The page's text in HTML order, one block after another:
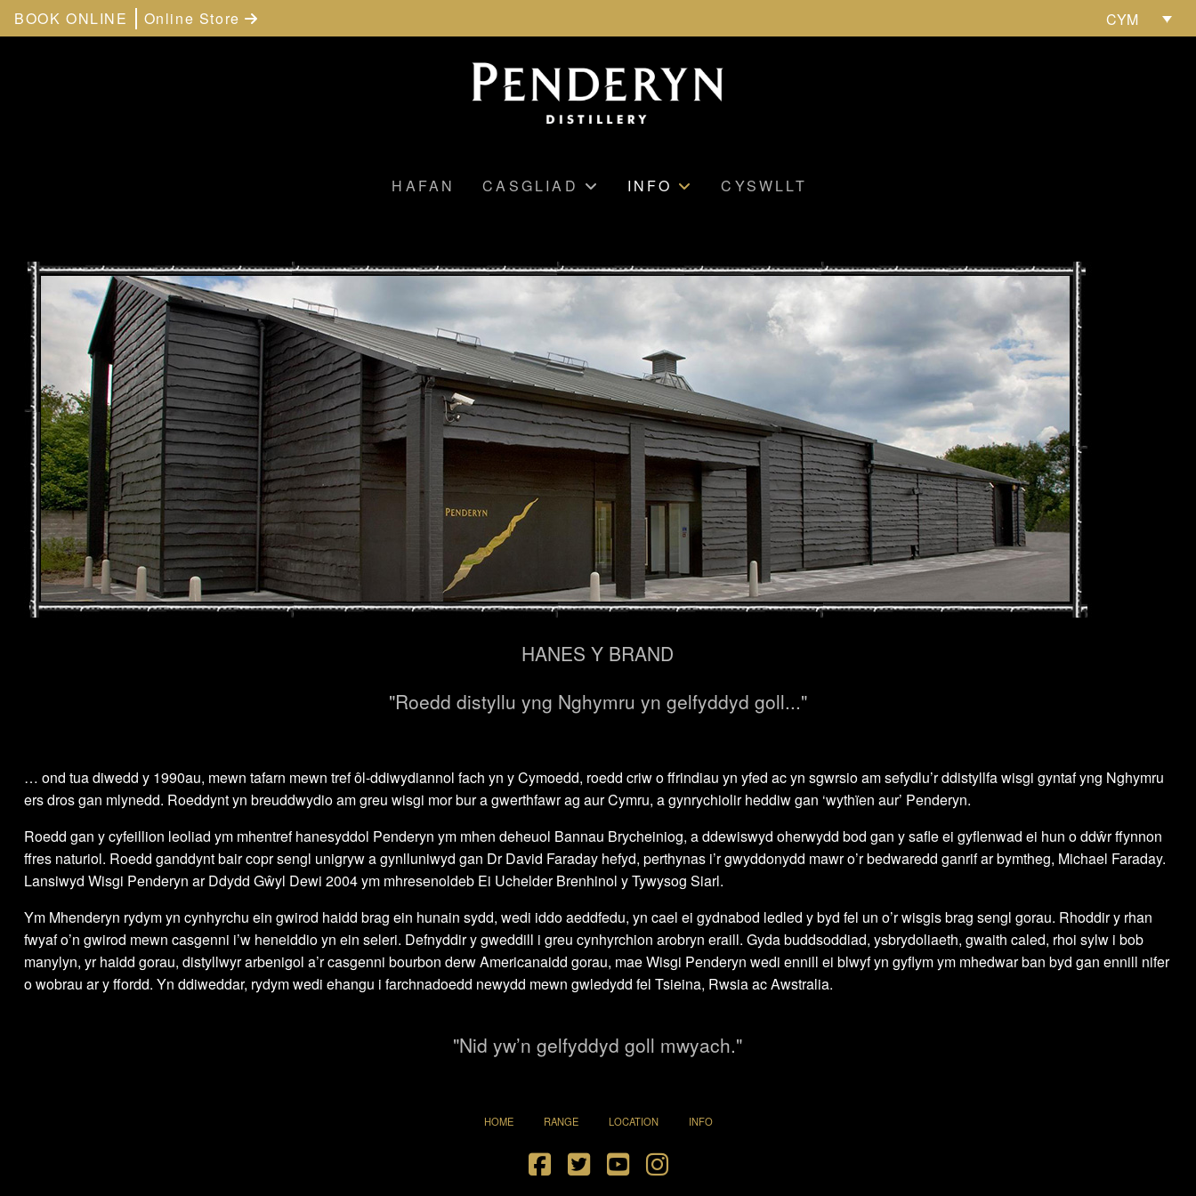
BOOK ONLINE Online Store CYM
HAFAN CASGLIAD INFO CYSWLLT
HANES Y BRAND
"Roedd distyllu yng Nghymru yn gelfyddyd goll..."
… ond tua diwedd y 1990au, mewn tafarn mewn tref ôl-ddiwydiannol fach yn y Cymoedd, roedd criw o ffrindiau yn yfed ac yn sgwrsio am sefydlu’r ddistyllfa wisgi gyntaf yng Nghymru
ers dros gan mlynedd. Roeddynt yn breuddwydio am greu wisgi mor bur a gwerthfawr ag aur Cymru, a gynrychiolir heddiw gan ‘wythïen aur’ Penderyn.
Roedd gan y cyfeillion leoliad ym mhentref hanesyddol Penderyn ym mhen deheuol Bannau Brycheiniog, a ddewiswyd oherwydd bod gan y safle ei gyflenwad ei hun o ddŵr ffynnon
ffres naturiol. Roedd ganddynt bair copr sengl unigryw a gynlluniwyd gan Dr David Faraday hefyd, perthynas i’r gwyddonydd mawr o’r bedwaredd ganrif ar bymtheg, Michael Faraday.
Lansiwyd Wisgi Penderyn ar Ddydd Gŵyl Dewi 2004 ym mhresenoldeb Ei Uchelder Brenhinol y Tywysog Siarl.
Ym Mhenderyn rydym yn cynhyrchu ein gwirod haidd brag ein ​​hunain sydd, wedi iddo aeddfedu, yn cael ei gydnabod ledled y byd fel un o’r wisgis brag sengl gorau. Rhoddir y rhan
fwyaf o’n gwirod mewn casgenni i’w heneiddio yn ein seleri. Defnyddir y gweddill i greu cynhyrchion arobryn eraill. Gyda buddsoddiad, ysbrydoliaeth, gwaith caled, rhoi sylw i bob
manylyn, yr haidd gorau, distyllwyr arbenigol a’r casgenni bourbon derw Americanaidd gorau, mae Wisgi Penderyn wedi ennill ei blwyf yn gyflym ym mhedwar ban byd gan ennill nifer
o wobrau ar y ffordd. Yn ddiweddar, rydym wedi ehangu i farchnadoedd newydd mewn gwledydd fel Tsieina, Rwsia ac Awstralia.
"Nid yw’n gelfyddyd goll mwyach."
HOME RANGE LOCATION INFO